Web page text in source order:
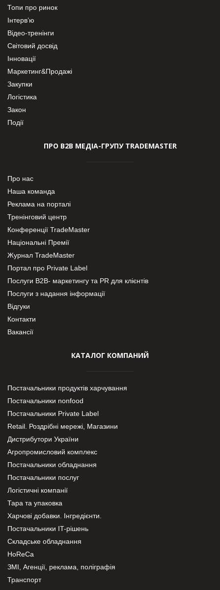
Топи про ринок
Інтерв’ю
Відео-тренінги
Світовий досвід
Інновації
Маркетинг&Продажі
Закупки
Логістика
Закон
Події
ПРО В2В МЕДІА-ГРУПУ TRADEMASTER
Про нас
Наша команда
Реклама на порталі
Тренінговий центр
Конференції TradeMaster
Національні Премії
Журнал TradeMaster
Портал про Private Label
Послуги В2В- маркетингу та PR для клієнтів
Послуги з надання інформації
Відгуки
Контакти
Вакансії
КАТАЛОГ КОМПАНИЙ
Постачальники продуктів харчування
Постачальники nonfood
Постачальники Private Label
Retail. Роздрібні мережі, Магазини
Дистрибутори України
Агропромисловий комплекс
Постачальники обладнання
Постачальники послуг
Логістичні компанії
Тара та упаковка
Харчові добавки. Інгредієнти.
Постачальники IT-рішень
Складське обладнання
HoReCa
ЗМІ, Агенції, реклама, поліграфія
Транспорт